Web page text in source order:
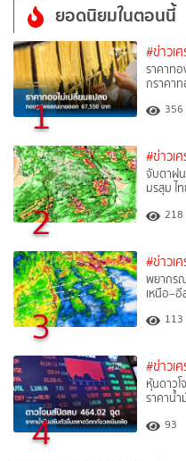
ยอดนิยมในตอนนี้
1
#ข่าวเ
ราคาท
กราคา
356
2
#ข่าวเ
จับตาฝ
มรสุม ไ
218
3
#ข่าวเ
พยากร
เหนือ–
113
4
#ข่าวเ
หุ้นดาว
ราคาน้
93